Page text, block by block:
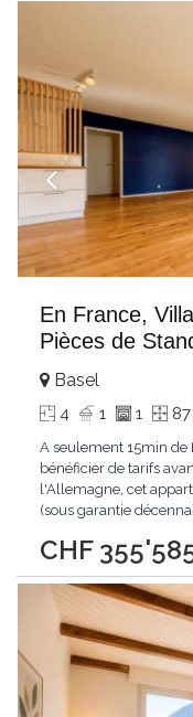
En France,
Pièces de
CHF
Basel
4 1 1
A seulement 15min de
bénéficier de tarifs
l'Allemagne, cet
(sous garantie
50 m² lumineux
entièrement...